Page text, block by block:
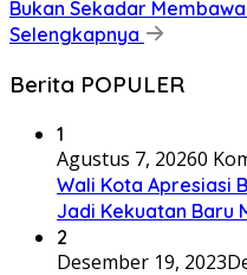
Bukan Sekadar
Selengkapnya
Berita POPULER
1
Agustus 7, 20260
Wali Kota Apresiasi
Jadi Kekuatan Baru
2
Desember 19, 2023